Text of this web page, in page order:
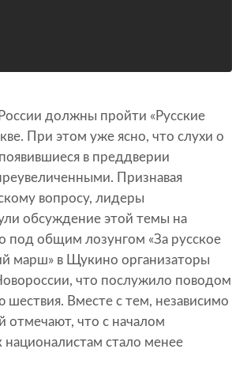
должны пройти «Русские
При этом уже ясно, что слухи о
в преддверии
Признавая
вопросу, лидеры
обсуждение этой темы на
общим лозунгом «За русское
марш» в Щукино организаторы
что послужило поводом
Вместе с тем, независимо
отмечают, что с началом
стало менее